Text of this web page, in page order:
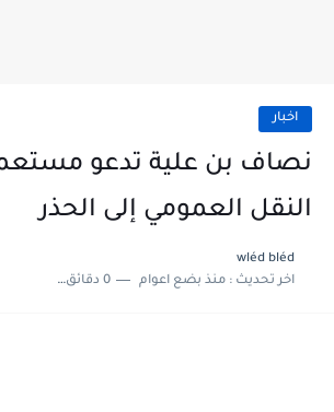
اخبار
نصاف بن علية تدعو
النقل العمومي إلى الحذر
wléd bléd
اخر تحديث :منذ بضع اعوام 0 دقائق للقراءة